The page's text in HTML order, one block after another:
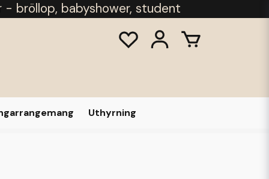
- bröllop, babyshower, student
Uthyrning